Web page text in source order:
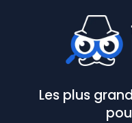
Les plus